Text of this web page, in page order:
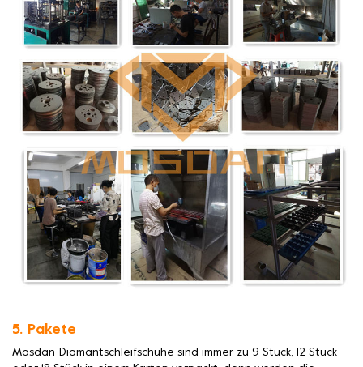
5. Pakete
Mosdan-Diamantschleifschuhe sind immer zu 9 Stück, 12 Stück